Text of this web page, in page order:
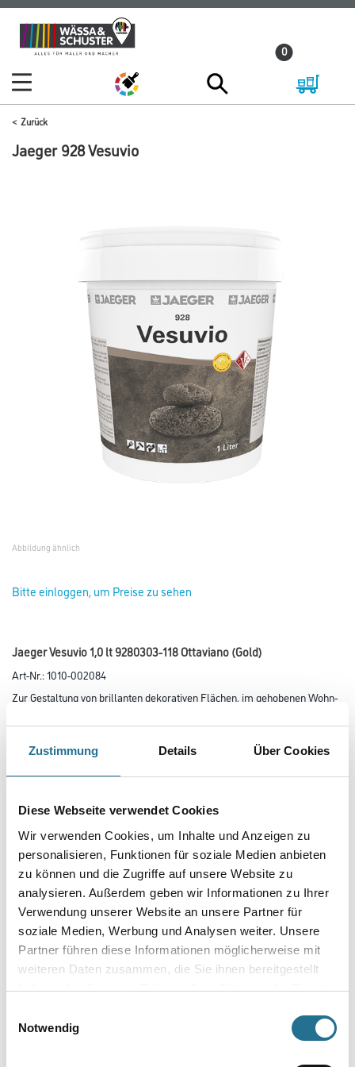
Zustimmung Details Über Cookies
Diese Webseite verwendet Cookies
Wir verwenden Cookies, um Inhalte und Anzeigen zu
personalisieren, Funktionen für soziale Medien anbieten
zu können und die Zugriffe auf unsere Website zu
analysieren. Außerdem geben wir Informationen zu Ihrer
Verwendung unserer Website an unsere Partner für
soziale Medien, Werbung und Analysen weiter. Unsere
Partner führen diese Informationen möglicherweise mit
weiteren Daten zusammen, die Sie ihnen bereitgestellt
haben oder die sie im Rahmen Ihrer Nutzung der Dienste
Notwendig
Zum
Inhalt
Zum
Navigationsmenü
0
Zurück
Jaeger 928 Vesuvio
Abbildung ähnlich
Bitte einloggen, um Preise zu sehen
Jaeger Vesuvio 1,0 lt 9280303-118 Ottaviano (Gold)
Art-Nr.:1010-002084
Zur Gestaltung von brillanten dekorativen Flächen, im gehobenen Wohn-
samtartiger Oberfläche.
Farbtonbezeichnung
Umrechnungsfaktoren